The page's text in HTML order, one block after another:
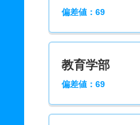
偏差値：69
教育学部
偏差値：69